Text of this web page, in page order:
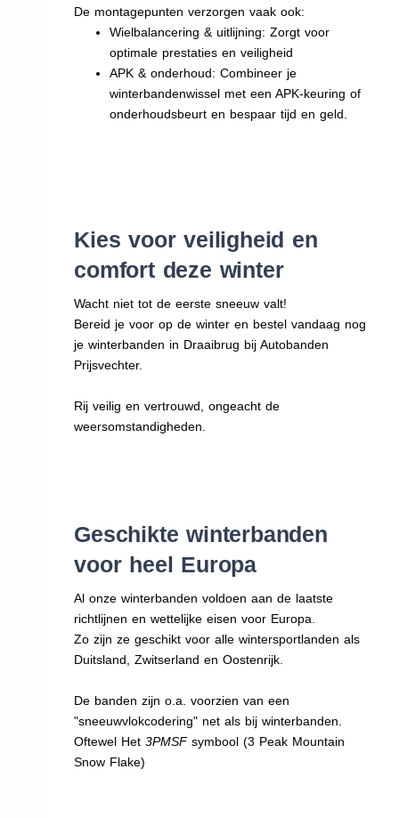
De montagepunten verzorgen vaak ook:
Wielbalancering & uitlijning: Zorgt voor
optimale prestaties en veiligheid
APK & onderhoud: Combineer je
winterbandenwissel met een APK-keuring of
onderhoudsbeurt en bespaar tijd en geld.
Kies voor veiligheid en
comfort deze winter
Wacht niet tot de eerste sneeuw valt!
Bereid je voor op de winter en bestel vandaag nog
je winterbanden in Draaibrug bij Autobanden
Prijsvechter.
Rij veilig en vertrouwd, ongeacht de
weersomstandigheden.
Geschikte winterbanden
voor heel Europa
Al onze winterbanden voldoen aan de laatste
richtlijnen en wettelijke eisen voor Europa.
Zo zijn ze geschikt voor alle wintersportlanden als
Duitsland, Zwitserland en Oostenrijk.
De banden zijn o.a. voorzien van een
"sneeuwvlokcodering" net als bij winterbanden.
Oftewel Het3PMSFsymbool (3 Peak Mountain
Snow Flake)